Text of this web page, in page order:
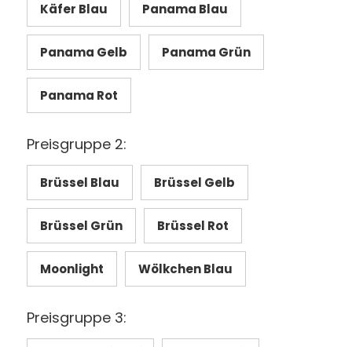
Käfer Blau Panama Blau
Panama Gelb Panama Grün
Panama Rot
Preisgruppe 2:
Brüssel Blau Brüssel Gelb
Brüssel Grün Brüssel Rot
Moonlight Wölkchen Blau
Preisgruppe 3: